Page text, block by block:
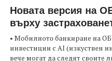
Новата версия на
върху
• Мобилното банкиране на
инвестиции с AI (изкуствен
вече могат да следят своите